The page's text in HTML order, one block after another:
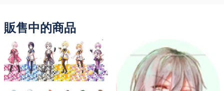
販售中的商品